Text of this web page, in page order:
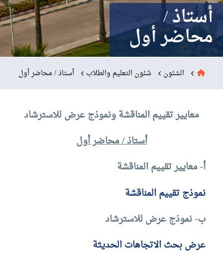
التدريب والخدمة المجتمعية
الإستشارات
أستاذ /
محاضر أول
الشئون شئون التعليم والطلاب أستاذ / محاضر أول
معايير تقييم المناقشة ونموذج عرض للاسترشاد
أستاذ / محاضر أول
أ- معايير تقييم المناقشة
نموذج تقييم المناقشة
ب- نموذج عرض للاسترشاد
عرض بحث الاتجاهات الحديثة